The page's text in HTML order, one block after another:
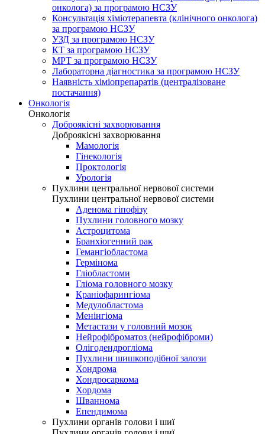
онколога) за програмою НСЗУ
Консультація хіміотерапевта (клінічного онколога)
за програмою НСЗУ
УЗД за програмою НСЗУ
КТ за програмою НСЗУ
МРТ за програмою НСЗУ
Лабораторна діагностика за програмою НСЗУ
Наявність хіміопрепаратів (централізоване
постачання)
Онкологія
Онкологія
Доброякісні захворювання
Доброякісні захворювання
Мамологія
Гінекологія
Проктологія
Урологія
Пухлини центральної нервової системи
Пухлини центральної нервової системи
Аденома гіпофізу
Пухлини головного мозку
Астроцитома
Бранхіогенний рак
Гемангіобластома
Гермінома
Гліобластоми
Гліома головного мозку
Краніофарингіома
Медулобластома
Менінгіома
Метастази у головний мозок
Нейрофіброматоз (нейрофіброми)
Олігодендрогліома
Пухлини шишкоподібної залози
Хондрома
Хондросаркома
Хордома
Шваннома
Епендимома
Пухлини органів голови і шиї